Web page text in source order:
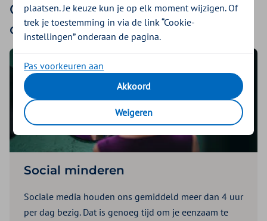
Onze maatschappelijke
oplossingen
Social minderen
Sociale media houden ons gemiddeld meer dan 4 uur
per dag bezig. Dat is genoeg tijd om je eenzaam te
plaatsen. Je keuze kun je op elk moment wijzigen. Of
trek je toestemming in via de link “Cookie-
instellingen” onderaan de pagina.
Pas voorkeuren aan
Akkoord
Weigeren